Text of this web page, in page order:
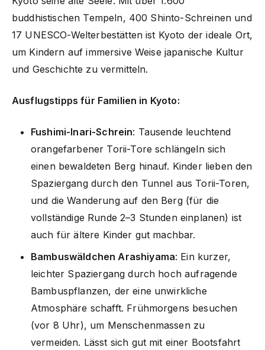
buddhistischen Tempeln, 400 Shinto-Schreinen und
17 UNESCO-Welterbestätten ist Kyoto der ideale Ort,
um Kindern auf immersive Weise japanische Kultur
und Geschichte zu vermitteln.
Ausflugstipps für Familien in Kyoto:
Fushimi-Inari-Schrein: Tausende leuchtend
orangefarbener Torii-Tore schlängeln sich
einen bewaldeten Berg hinauf. Kinder lieben den
Spaziergang durch den Tunnel aus Torii-Toren,
und die Wanderung auf den Berg (für die
vollständige Runde 2–3 Stunden einplanen) ist
auch für ältere Kinder gut machbar.
Bambuswäldchen Arashiyama: Ein kurzer,
leichter Spaziergang durch hoch aufragende
Bambuspflanzen, der eine unwirkliche
Atmosphäre schafft. Frühmorgens besuchen
(vor 8 Uhr), um Menschenmassen zu
vermeiden. Lässt sich gut mit einer Bootsfahrt